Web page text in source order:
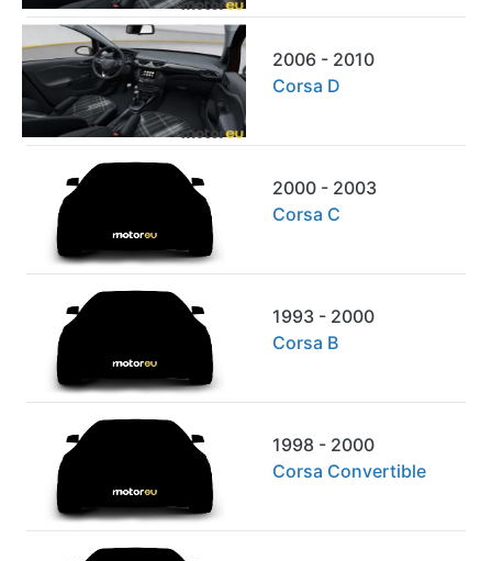
2006 - 2010
Corsa D
2000 - 2003
Corsa C
1993 - 2000
Corsa B
1998 - 2000
Corsa Convertible